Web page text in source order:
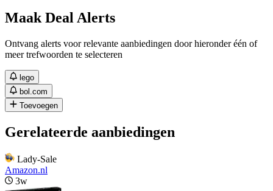
Maak Deal Alerts
Ontvang alerts voor relevante aanbiedingen door hieronder één of
meer trefwoorden te selecteren
lego
bol.com
Toevoegen
Gerelateerde aanbiedingen
Lady-Sale
Amazon.nl
3w